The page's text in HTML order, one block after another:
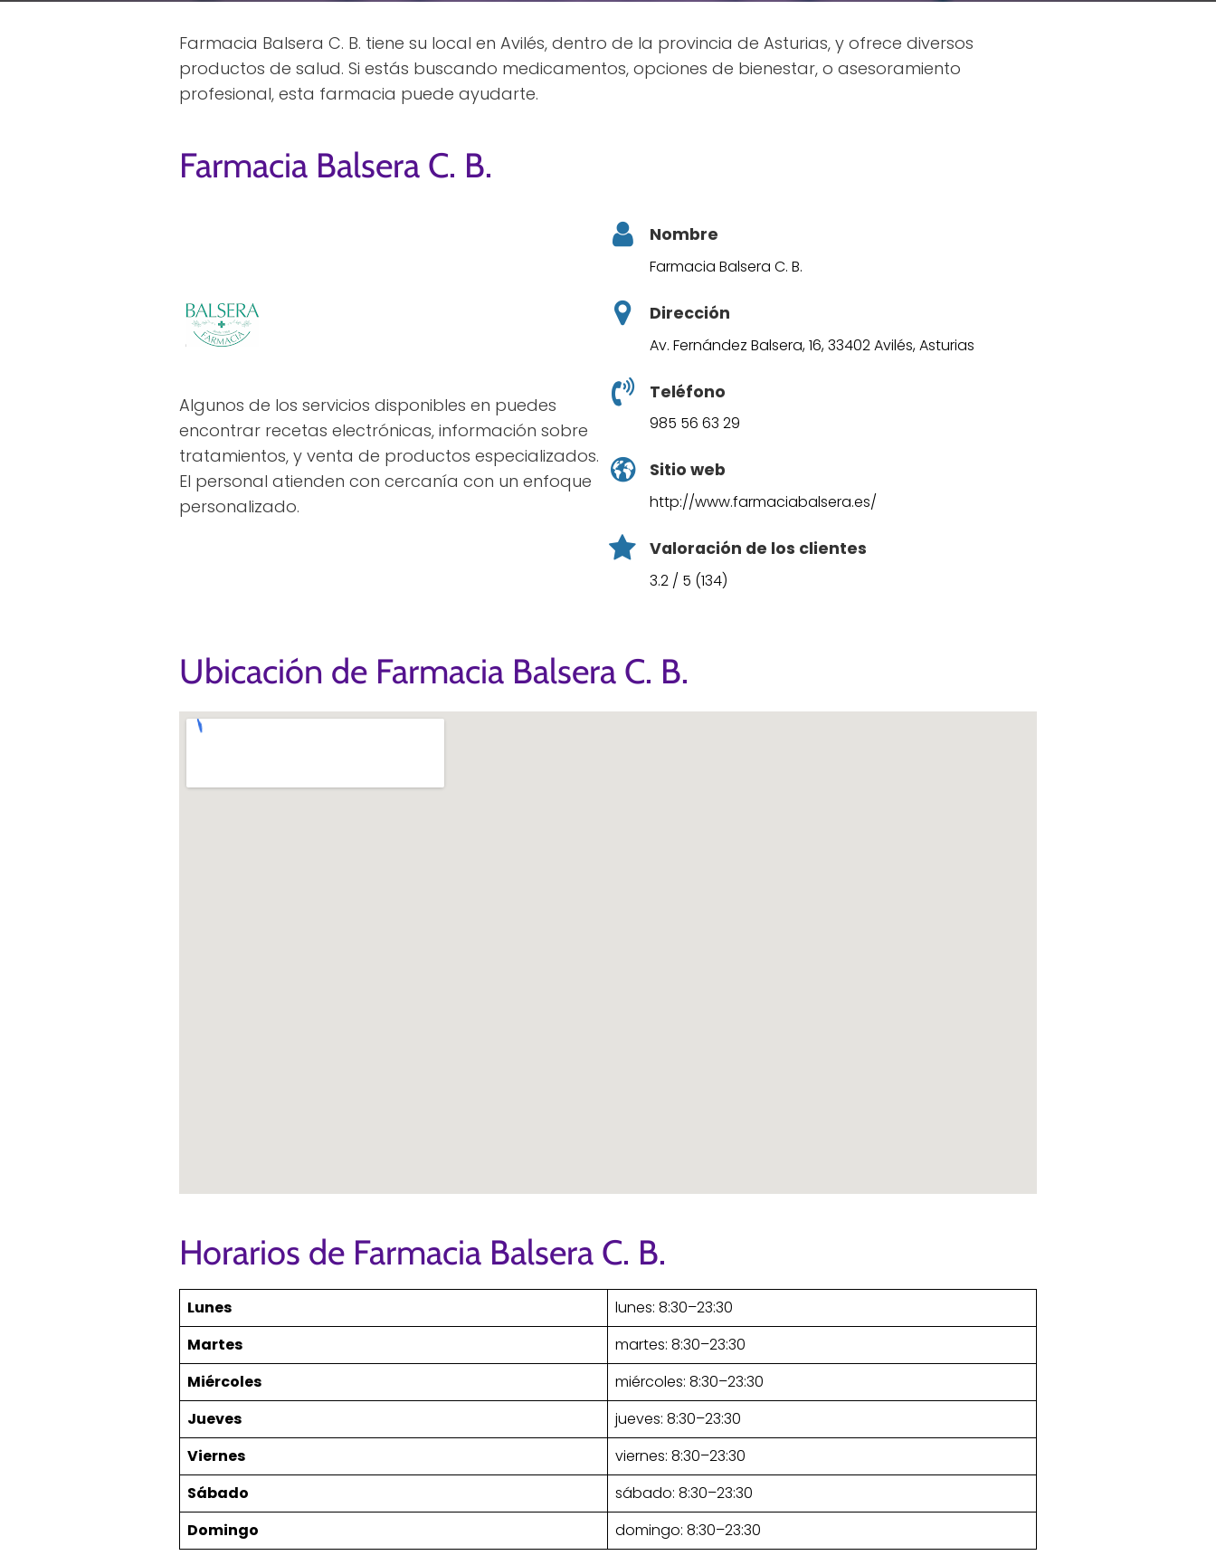
Farmacia Balsera C. B. tiene su local en Avilés, dentro de la provincia de Asturias, y ofrece diversos
productos de salud. Si estás buscando medicamentos, opciones de bienestar, o asesoramiento
profesional, esta farmacia puede ayudarte.
Farmacia Balsera C. B.
Algunos de los servicios disponibles en puedes
encontrar recetas electrónicas, información sobre
tratamientos, y venta de productos especializados.
El personal atienden con cercanía con un enfoque
personalizado.
Nombre
Farmacia Balsera C. B.
Dirección
Av. Fernández Balsera, 16, 33402 Avilés, Asturias
Teléfono
985 56 63 29
Sitio web
http://www.farmaciabalsera.es/
Valoración de los clientes
3.2 / 5 (134)
Ubicación de Farmacia Balsera C. B.
Horarios de Farmacia Balsera C. B.
Lunes
lunes: 8:30–23:30
Martes
martes: 8:30–23:30
Miércoles
miércoles: 8:30–23:30
Jueves
jueves: 8:30–23:30
Viernes
viernes: 8:30–23:30
Sábado
sábado: 8:30–23:30
Domingo
domingo: 8:30–23:30